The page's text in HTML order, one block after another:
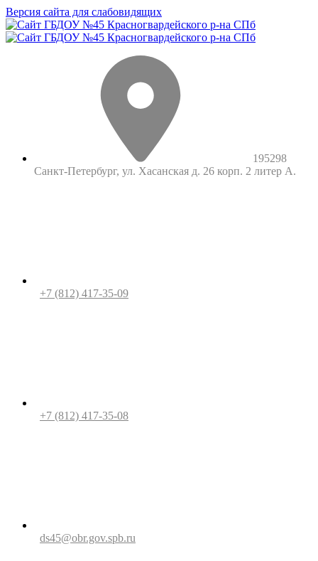
Версия сайта для слабовидящих
195298
Санкт-Петербург, ул. Хасанская д. 26 корп. 2 литер А.
+7 (812) 417-35-09
+7 (812) 417-35-08
ds45@obr.gov.spb.ru